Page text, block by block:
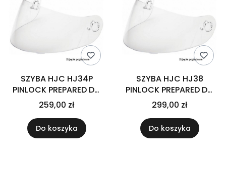
SZYBA HJC HJ34P
PINLOCK PREPARED DO
KASKU C10 CLEAR
259,00 zł
Do koszyka
SZYBA HJC HJ38
PINLOCK PREPARED DO
KASKU I71/F71 CLEAR
299,00 zł
Do koszyka